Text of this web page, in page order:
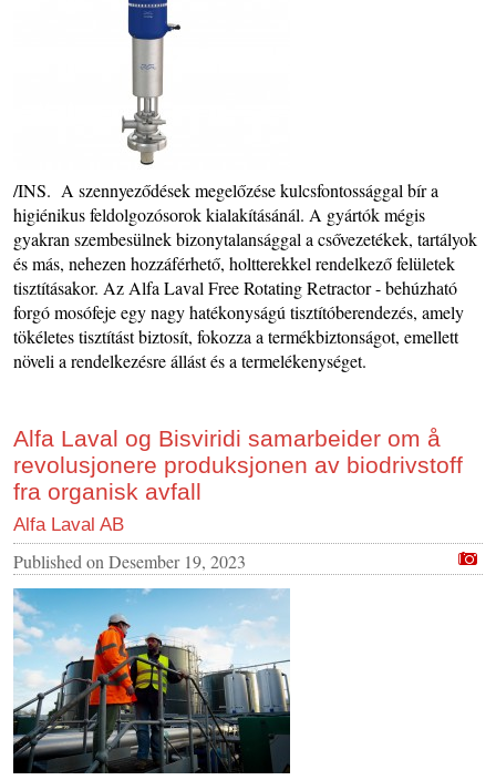
/INS. A szennyeződések megelőzése kulcsfontossággal bír a
higiénikus feldolgozósorok kialakításánál. A gyártók mégis
gyakran szembesülnek bizonytalansággal a csővezetékek, tartályok
és más, nehezen hozzáférhető, holtterekkel rendelkező felületek
tisztításakor. Az Alfa Laval Free Rotating Retractor - behúzható
forgó mosófeje egy nagy hatékonyságú tisztítóberendezés, amely
tökéletes tisztítást biztosít, fokozza a termékbiztonságot, emellett
növeli a rendelkezésre állást és a termelékenységet.
Alfa Laval og Bisviridi samarbeider om å
revolusjonere produksjonen av biodrivstoff
fra organisk avfall
Alfa Laval AB
Published on Desember 19, 2023